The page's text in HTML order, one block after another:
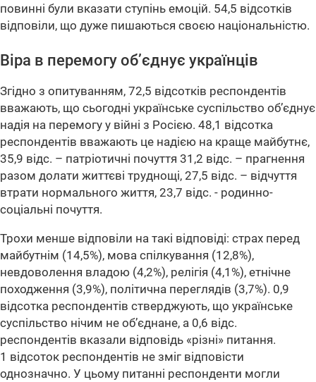
повинні були вказати ступінь емоцій. 54,5 відсотків
відповіли, що дуже пишаються своєю національністю.
Віра в перемогу об’єднує українців
Згідно з опитуванням, 72,5 відсотків респондентів
вважають, що сьогодні українське суспільство об’єднує
надія на перемогу у війні з Росією. 48,1 відсотка
респондентів вважають це надією на краще майбутнє,
35,9 відс. – патріотичні почуття 31,2 відс. – прагнення
разом долати життєві труднощі, 27,5 відс. – відчуття
втрати нормального життя, 23,7 відс. - родинно-
соціальні почуття.
Трохи менше відповіли на такі відповіді: страх перед
майбутнім (14,5%), мова спілкування (12,8%),
невдоволення владою (4,2%), релігія (4,1%), етнічне
походження (3,9%), політична переглядів (3,7%). 0,9
відсотка респондентів стверджують, що українське
суспільство нічим не об’єднане, а 0,6 відс.
респондентів вказали відповідь «різні» питання.
1 відсоток респондентів не зміг відповісти
однозначно. У цьому питанні респонденти могли